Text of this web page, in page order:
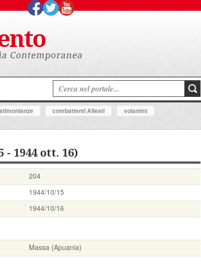
combattenti Alleati
volantini
- 1944 ott. 16)
204
1944/10/15
1944/10/16
Massa (Apuania)